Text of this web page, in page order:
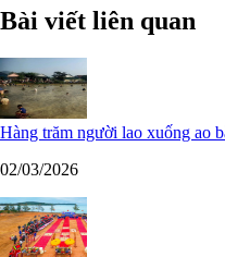
Bài viết liên quan
Hàng trăm người lao xuống ao
02/03/2026